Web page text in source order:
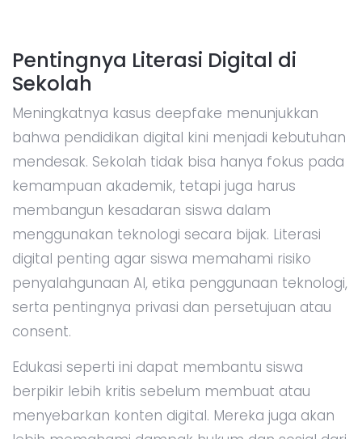
Pentingnya Literasi Digital di
Sekolah
Meningkatnya kasus deepfake menunjukkan
bahwa pendidikan digital kini menjadi kebutuhan
mendesak. Sekolah tidak bisa hanya fokus pada
kemampuan akademik, tetapi juga harus
membangun kesadaran siswa dalam
menggunakan teknologi secara bijak. Literasi
digital penting agar siswa memahami risiko
penyalahgunaan AI, etika penggunaan teknologi,
serta pentingnya privasi dan persetujuan atau
consent.
Edukasi seperti ini dapat membantu siswa
berpikir lebih kritis sebelum membuat atau
menyebarkan konten digital. Mereka juga akan